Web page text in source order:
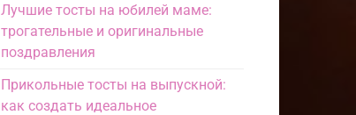
Лучшие тосты на юбилей маме:
трогательные и оригинальные
поздравления
Прикольные тосты на выпускной:
как создать идеальное